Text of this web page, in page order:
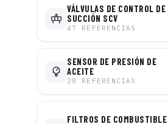
VÁLVULAS DE CONTROL DE
SUCCIÓN SCV
47 REFERENCIAS
SENSOR DE PRESIÓN DE
ACEITE
28 REFERENCIAS
FILTROS DE COMBUSTIBLE